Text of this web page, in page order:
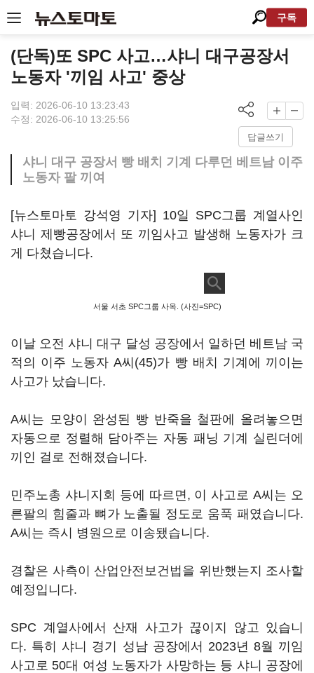
구독
(단독)또 SPC 사고…샤니 대구공장서
노동자 '끼임 사고' 중상
입력: 2026-06-10 13:23:43
수정: 2026-06-10 13:25:56
답글쓰기
샤니 대구 공장서 빵 배치 기계 다루던 베트남 이주
노동자 팔 끼여
[뉴스토마토 강석영 기자] 10일 SPC그룹 계열사인
샤니 제빵공장에서 또 끼임사고 발생해 노동자가 크
게 다쳤습니다.
서울 서초 SPC그룹 사옥. (사진=SPC)
이날 오전 샤니 대구 달성 공장에서 일하던 베트남 국
적의 이주 노동자 A씨(45)가 빵 배치 기계에 끼이는
사고가 났습니다.
A씨는 모양이 완성된 빵 반죽을 철판에 올려놓으면
자동으로 정렬해 담아주는 자동 패닝 기계 실린더에
끼인 걸로 전해졌습니다.
민주노총 샤니지회 등에 따르면, 이 사고로 A씨는 오
른팔의 힘줄과 뼈가 노출될 정도로 움푹 패였습니다.
A씨는 즉시 병원으로 이송됐습니다.
경찰은 사측이 산업안전보건법을 위반했는지 조사할
예정입니다.
SPC 계열사에서 산재 사고가 끊이지 않고 있습니
다. 특히 샤니 경기 성남 공장에서 2023년 8월 끼임
사고로 50대 여성 노동자가 사망하는 등 샤니 공장에